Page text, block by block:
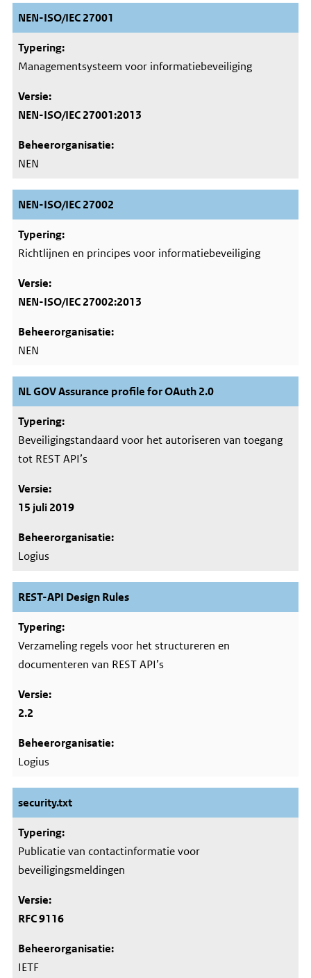
NEN-ISO/IEC 27001
Managementsysteem voor informatiebeveiliging
NEN-ISO/IEC 27001:2013
NEN
NEN-ISO/IEC 27002
Richtlijnen en principes voor informatiebeveiliging
NEN-ISO/IEC 27002:2013
NEN
NL GOV Assurance profile for OAuth 2.0
Beveiligingstandaard voor het autoriseren van toegang
tot REST API’s
15 juli 2019
Logius
REST-API Design Rules
Verzameling regels voor het structureren en
documenteren van REST API’s
2.2
Logius
security.txt
Publicatie van contactinformatie voor
beveiligingsmeldingen
RFC 9116
IETF